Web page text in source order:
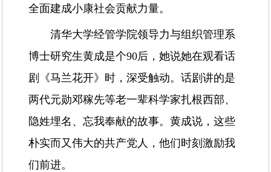
全面建成小康社会贡献力量。
清华大学经管学院领导力与组织管理系
博士研究生黄成是个90后，她说她在观看话
剧《马兰花开》时，深受触动。话剧讲的是
两代元勋邓稼先等老一辈科学家扎根西部、
隐姓埋名、忘我奉献的故事。黄成说，这些
朴实而又伟大的共产党人，他们时刻激励我
们前进。